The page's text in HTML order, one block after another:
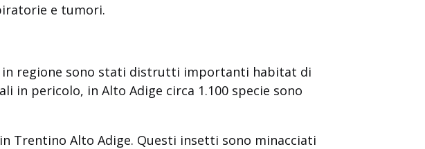
e tumori.
in regione sono stati distrutti importanti habitat di
in pericolo, in Alto Adige circa 1.100 specie sono
Trentino Alto Adige. Questi insetti sono minacciati